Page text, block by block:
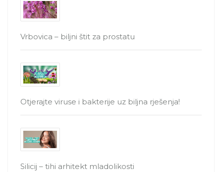
Vrbovica – biljni štit za prostatu
Otjerajte viruse i bakterije uz biljna rješenja!
Silicij – tihi arhitekt mladolikosti